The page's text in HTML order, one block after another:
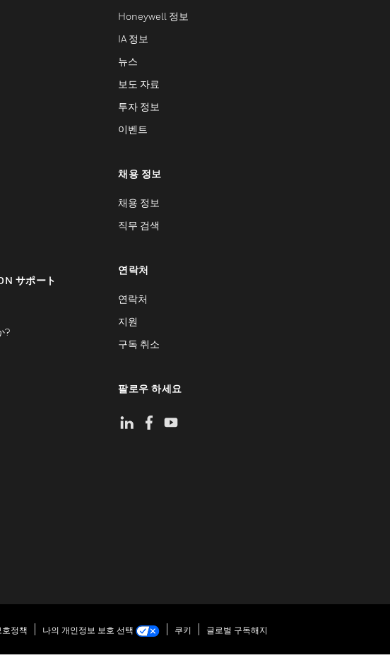
サポート
?
Honeywell 정보
IA 정보
뉴스
보도 자료
투자 정보
이벤트
채용 정보
채용 정보
직무 검색
연락처
연락처
지원
구독 취소
팔로우 하세요
정책 나의 개인정보 보호 선택 쿠키 글로벌 구독해지